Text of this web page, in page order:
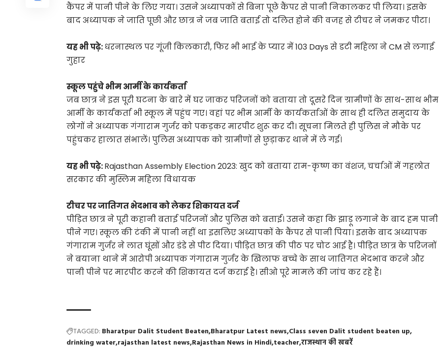
कैंपर में पानी पीने के लिए गया। उसने अध्यापकों से बिना पूछे कैंपर से पानी निकालकर पी लिया। इसके
बाद अध्यापक ने जाति पूछी और छात्र ने जब जाति बताई तो दलित होने की वजह से टीचर ने जमकर पीटा।
यह भी पढ़े:धरनास्थल पर गूंजी किलकारी, फिर भी भाई के प्यार में 103 Days से डटी महिला ने CM से लगाई
गुहार
स्कूल पहुंचे भीम आर्मी के कार्यकर्ता
जब छात्र ने इस पूरी घटना के बारे में घर जाकर परिजनों को बताया तो दूसरे दिन ग्रामीणों के साथ-साथ भीम
आर्मी के कार्यकर्ता भी स्कूल में पहुंच गए। वहां पर भीम आर्मी के कार्यकर्ताओं के साथ ही दलित समुदाय के
लोगों ने अध्यापक गंगाराम गुर्जर को पकड़कर मारपीट शुरू कर दी। सूचना मिलते ही पुलिस ने मौके पर
पहुंचकर हालात संभालें। पुलिस अध्यापक को ग्रामीणों से छुड़ाकर थाने में ले गई।
यह भी पढ़े:Rajasthan Assembly Election 2023: खुद को बताया राम-कृष्ण का वंशज, चर्चाओं में गहलोत
सरकार की मुस्लिम महिला विधायक
टीचर पर जातिगत भेदभाव को लेकर शिकायत दर्ज
पीड़ित छात्र ने पूरी कहानी बताई परिजनों और पुलिस को बताई। उसने कहा कि झाड़ू लगाने के बाद हम पानी
पीने गए। स्कूल की टंकी में पानी नहीं था इसलिए अध्यापकों के कैंपर से पानी पिया। इसके बाद अध्यापक
गंगाराम गुर्जर ने लात घूंसों और डंडे से पीट दिया। पीड़ित छात्र की पीठ पर चोट आई है। पीड़ित छात्र के परिजनों
ने बयाना थाने में आरोपी अध्यापक गंगाराम गुर्जर के खिलाफ बच्चे के साथ जातिगत भेदभाव करने और
पानी पीने पर मारपीट करने की शिकायत दर्ज कराई है। सीओ पूरे मामले की जांच कर रहे हैं।
TAGGED: Bharatpur Dalit Student Beaten Bharatpur Latest news Class seven Dalit student beaten up
drinking water rajasthan latest news Rajasthan News in Hindi teacherराजस्थान की खबरें